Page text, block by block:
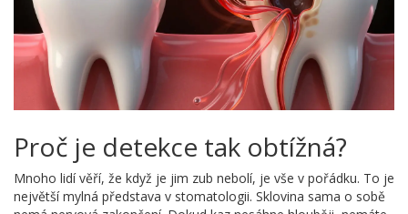
Proč je detekce tak obtížná?
Mnoho lidí věří, že když je jim zub nebolí, je vše v pořádku. To je
největší mylná představa v stomatologii. Sklovina sama o sobě